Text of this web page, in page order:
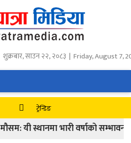
शुक्रबार,साउन२२,२०८३ | Friday, August 7,
ट्रेन्डिङ
स्थानमा भारी वर्षाको सम्भावना